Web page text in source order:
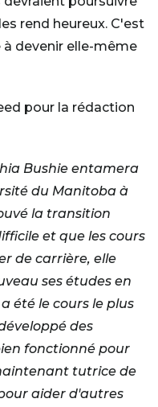
rend heureux. C'est
devenir elle-même
pour la rédaction
Bushie entamera
du Manitoba à
la transition
et que les cours
de carrière, elle
ses études en
été le cours le plus
des
fonctionné pour
tutrice de
aider d'autres